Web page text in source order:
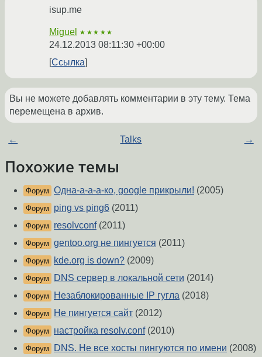
isup.me
Miguel ★★★★★
24.12.2013 08:11:30 +00:00
Ссылка
Вы не можете добавлять комментарии в эту тему. Тема
перемещена в архив.
← Talks →
Похожие темы
Форум Одна-а-а-а-ко, google прикрыли! (2005)
Форум ping vs ping6 (2011)
Форум resolvconf(2011)
Форум gentoo.org не пингуется (2011)
Форум kde.org is down? (2009)
Форум DNS сервер в локальной сети (2014)
Форум Незаблокированные IP гугла (2018)
Форум Не пингуется сайт (2012)
Форум настройка resolv.conf(2010)
Форум DNS. Не все хосты пингуются по имени (2008)